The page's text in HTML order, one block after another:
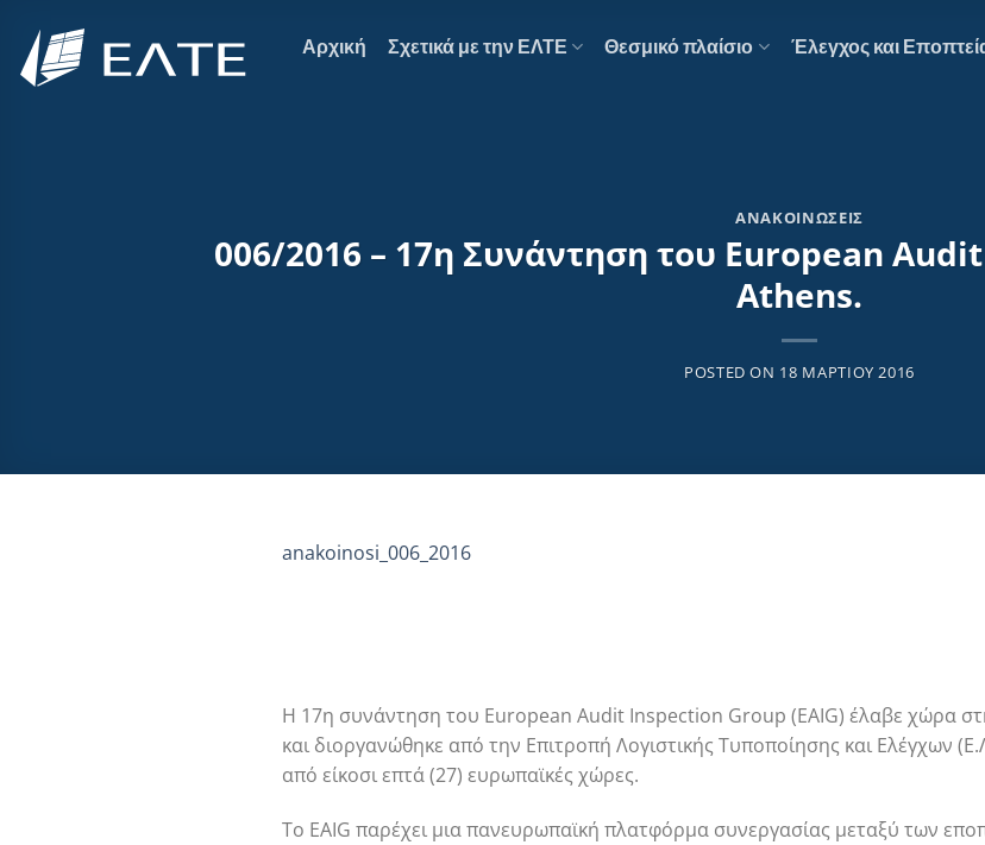
στο
περιεχόμενο
Αρχική Σχετικά με την ΕΛΤΕ Θεσμικό πλαίσιο Έλεγχος και
ΑΝΑΚΟΙΝΏΣΕΙΣ
006/2016 – 17η Συνάντηση του European
Athens.
POSTED ON 18 ΜΑΡΤΊΟΥ 2016
anakoinosi_006_2016
Η 17η συνάντηση του European Audit Inspection Group (EAIG) έλαβε χώρα
και διοργανώθηκε από την Επιτροπή Λογιστικής Τυποποίησης και Ελέγχων
από είκοσι επτά (27) ευρωπαϊκές χώρες.
Το EAIG παρέχει μια πανευρωπαϊκή πλατφόρμα συνεργασίας μεταξύ των